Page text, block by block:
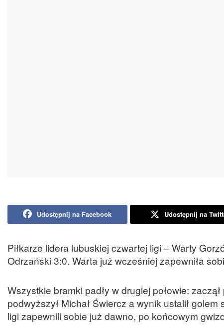
Udostępnij na Facebook Udostępnij na
Piłkarze lidera lubuskiej czwartej ligi – Warty
Odrzański 3:0. Warta już wcześniej zapewniła
Wszystkie bramki padły w drugiej połowie:
podwyższył Michał Świercz a wynik ustalił
ligi zapewnili sobie już dawno, po końcowym